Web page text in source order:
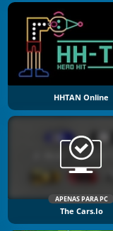
HHTAN Online
APENAS PARA PC
The Cars.io